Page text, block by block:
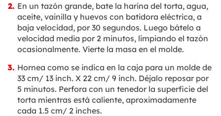
En un tazón grande, bate la harina del torta, agua,
aceite, vainilla y huevos con batidora eléctrica, a
baja velocidad, por 30 segundos. Luego bátelo a
velocidad media por 2 minutos, limpiando el tazón
ocasionalmente. Vierte la masa en el molde.
Hornea como se indica en la caja para un molde de
33 cm/ 13 inch. X 22 cm/ 9 inch. Déjalo reposar por
5 minutos. Perfora con un tenedor la superficie del
torta mientras está caliente, aproximadamente
cada 1.5 cm/ 2 inches.